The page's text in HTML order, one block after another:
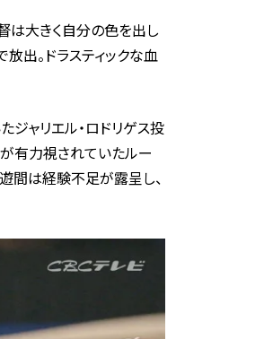
は大きく自分の色を出し
出。ドラスティックな血
ジャリエル・ロドリゲス投
有力視されていたルー
間は経験不足が露呈し、